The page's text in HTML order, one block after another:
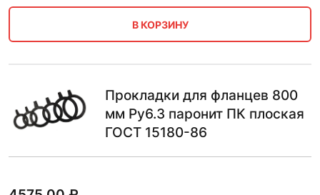
В КОРЗИНУ
Прокладки для фланцев 800
мм Ру6.3 паронит ПК плоская
ГОСТ 15180-86